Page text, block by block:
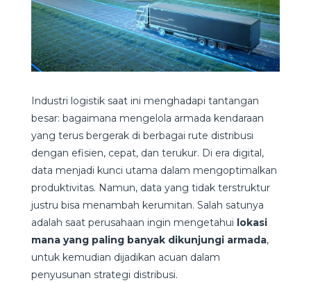
Industri logistik saat ini menghadapi tantangan
besar: bagaimana mengelola armada kendaraan
yang terus bergerak di berbagai rute distribusi
dengan efisien, cepat, dan terukur. Di era digital,
data menjadi kunci utama dalam mengoptimalkan
produktivitas. Namun, data yang tidak terstruktur
justru bisa menambah kerumitan. Salah satunya
adalah saat perusahaan ingin mengetahui lokasi
mana yang paling banyak dikunjungi armada,
untuk kemudian dijadikan acuan dalam
penyusunan strategi distribusi.